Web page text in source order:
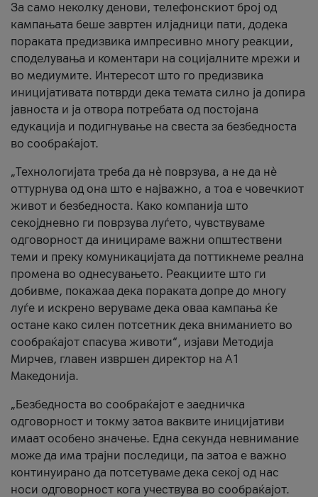
За само неколку денови, телефонскиот број од
кампањата беше завртен илјадници пати, додека
пораката предизвика импресивно многу реакции,
споделувања и коментари на социјалните мрежи и
во медиумите. Интересот што го предизвика
иницијативата потврди дека темата силно ја допира
јавноста и ја отвора потребата од постојана
едукација и подигнување на свеста за безбедноста
во сообраќајот.
„Технологијата треба да нè поврзува, а не да нè
оттурнува од она што е најважно, а тоа е човечкиот
живот и безбедноста. Како компанија што
секојдневно ги поврзува луѓето, чувствуваме
одговорност да иницираме важни општествени
теми и преку комуникацијата да поттикнеме реална
промена во однесувањето. Реакциите што ги
добивме, покажаа дека пораката допре до многу
луѓе и искрено веруваме дека оваа кампања ќе
остане како силен потсетник дека вниманието во
сообраќајот спасува животи“, изјави Методија
Мирчев, главен извршен директор на А1
Македонија.
„Безбедноста во сообраќајот е заедничка
одговорност и токму затоа ваквите иницијативи
имаат особено значење. Една секунда невнимание
може да има трајни последици, па затоа е важно
континуирано да потсетуваме дека секој од нас
носи одговорност кога учествува во сообраќајот.